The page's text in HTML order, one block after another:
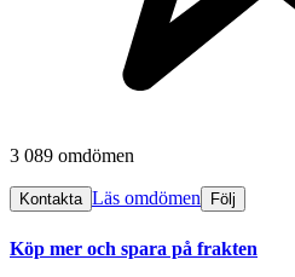
3 089 omdömen
Kontakta Läs omdömen Följ
Köp mer och spara på frakten